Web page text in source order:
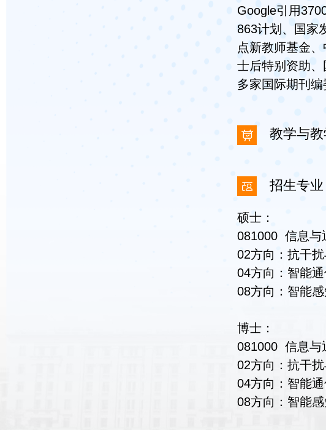
Google引用
863计划、国家
点新教师基金
士后特别资助
多家国际期刊
教学与
招生专业
硕士：
081000 信息与
02方向：抗干
04方向：智能
08方向：智能
博士：
081000 信息与
02方向：抗干
04方向：智能
08方向：智能